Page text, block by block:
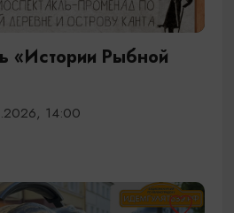
«Истории Рыбной
14:00